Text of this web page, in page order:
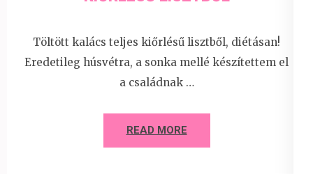
Töltött kalács teljes kiőrlésű lisztből, diétásan!
Eredetileg húsvétra, a sonka mellé készítettem el
a családnak …
READ MORE